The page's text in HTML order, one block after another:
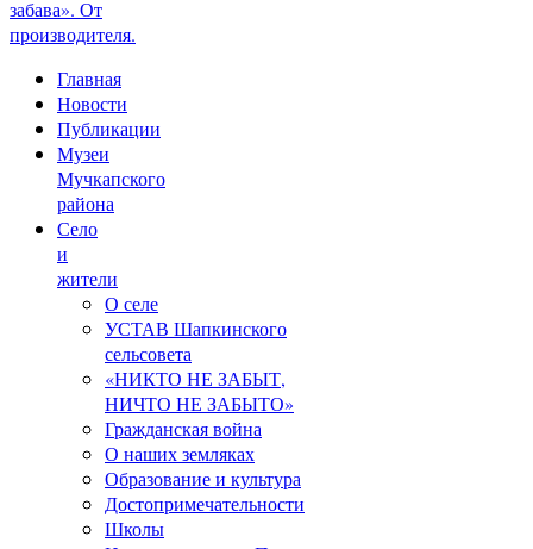
забава». От
производителя.
Главная
Новости
Публикации
Музеи
Мучкапского
района
Село
и
жители
О селе
УСТАВ Шапкинского
сельсовета
«НИКТО НЕ ЗАБЫТ,
НИЧТО НЕ ЗАБЫТО»
Гражданская война
О наших земляках
Образование и культура
Достопримечательности
Школы